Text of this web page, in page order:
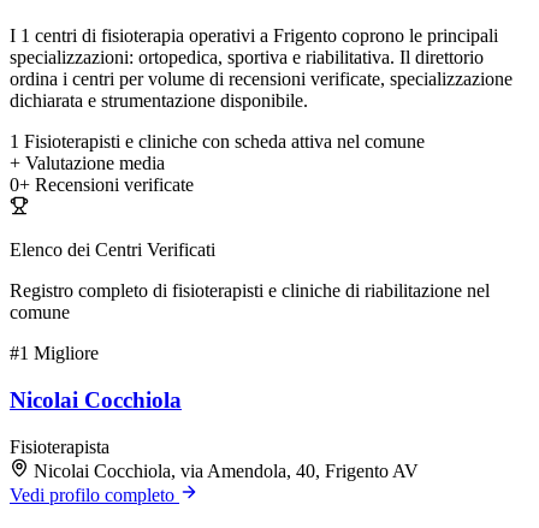
I 1 centri di fisioterapia operativi a Frigento coprono le principali
specializzazioni: ortopedica, sportiva e riabilitativa. Il direttorio
ordina i centri per volume di recensioni verificate, specializzazione
dichiarata e strumentazione disponibile.
1 Fisioterapisti e cliniche con scheda attiva nel comune
+ Valutazione media
0+ Recensioni verificate
Elenco dei Centri Verificati
Registro completo di fisioterapisti e cliniche di riabilitazione nel
comune
#1 Migliore
Nicolai Cocchiola
Fisioterapista
Nicolai Cocchiola, via Amendola, 40, Frigento AV
Vedi profilo completo